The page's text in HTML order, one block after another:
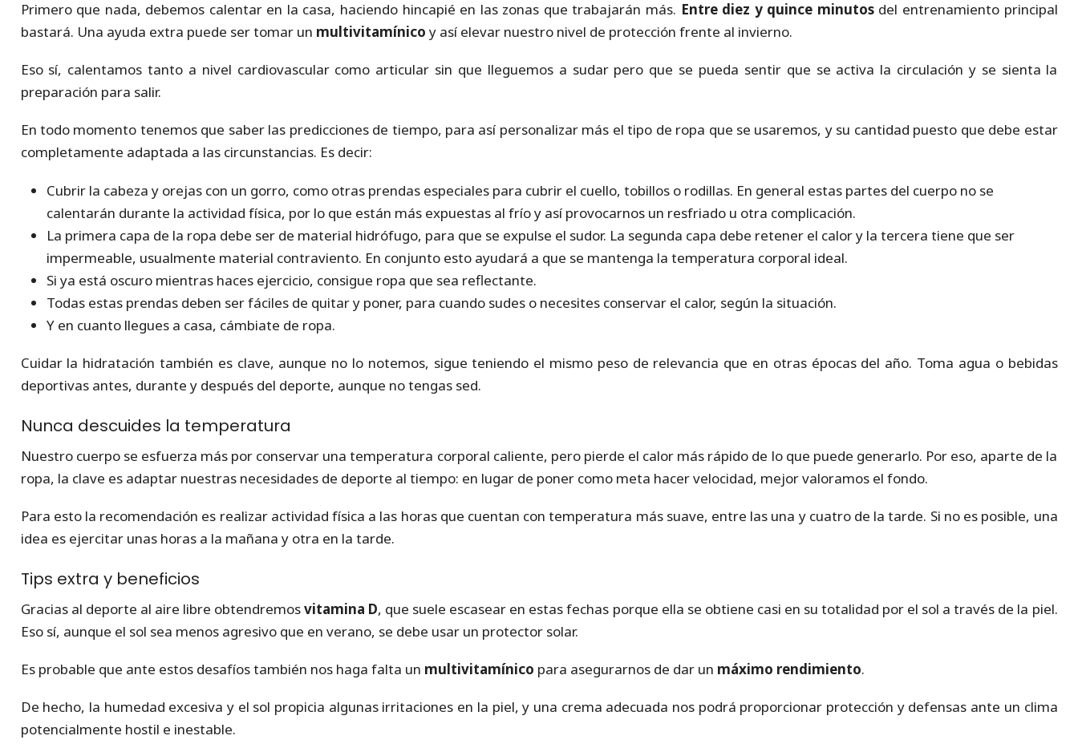
Primero que nada, debemos calentar en la casa, haciendo hincapié en las zonas que trabajarán más. Entre diez y quince minutosdel entrenamiento principal
bastará. Una ayuda extra puede ser tomar un multivitamínico y así elevar nuestro nivel de protección frente al invierno.
Eso sí, calentamos tanto a nivel cardiovascular como articular sin que lleguemos a sudar pero que se pueda sentir que se activa la circulación y se sienta la
preparación para salir.
En todo momento tenemos que saber las predicciones de tiempo, para así personalizar más el tipo de ropa que se usaremos, y su cantidad puesto que debe estar
completamente adaptada a las circunstancias. Es decir:
Cubrir la cabeza y orejas con un gorro, como otras prendas especiales para cubrir el cuello, tobillos o rodillas. En general estas partes del cuerpo no se
calentarán durante la actividad física, por lo que están más expuestas al frío y así provocarnos un resfriado u otra complicación.
La primera capa de la ropa debe ser de material hidrófugo, para que se expulse el sudor. La segunda capa debe retener el calor y la tercera tiene que ser
impermeable, usualmente material contraviento. En conjunto esto ayudará a que se mantenga la temperatura corporal ideal.
Si ya está oscuro mientras haces ejercicio, consigue ropa que sea reflectante.
Todas estas prendas deben ser fáciles de quitar y poner, para cuando sudes o necesites conservar el calor, según la situación.
Y en cuanto llegues a casa, cámbiate de ropa.
Cuidar la hidratación también es clave, aunque no lo notemos, sigue teniendo el mismo peso de relevancia que en otras épocas del año. Toma agua o bebidas
deportivas antes, durante y después del deporte, aunque no tengas sed.
Nunca descuides la temperatura
Nuestro cuerpo se esfuerza más por conservar una temperatura corporal caliente, pero pierde el calor más rápido de lo que puede generarlo. Por eso, aparte de la
ropa, la clave es adaptar nuestras necesidades de deporte al tiempo: en lugar de poner como meta hacer velocidad, mejor valoramos el fondo.
Para esto la recomendación es realizar actividad física a las horas que cuentan con temperatura más suave, entre las una y cuatro de la tarde. Si no es posible, una
idea es ejercitar unas horas a la mañana y otra en la tarde.
Tips extra y beneficios
Gracias al deporte al aire libre obtendremosvitamina D, que suele escasear en estas fechas porque ella se obtiene casi en su totalidad por el sol a través de la piel.
Eso sí, aunque el sol sea menos agresivo que en verano, se debe usar un protector solar.
Es probable que ante estos desafíos también nos haga falta un multivitamínico para asegurarnos de dar un máximo rendimiento.
De hecho, la humedad excesiva y el sol propicia algunas irritaciones en la piel, y una crema adecuada nos podrá proporcionar protección y defensas ante un clima
potencialmente hostil e inestable.